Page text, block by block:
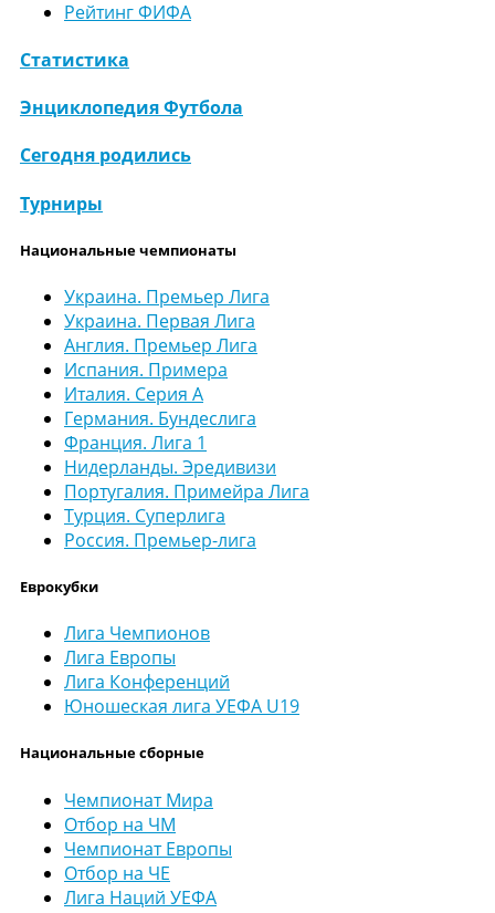
Рейтинг ФИФА
Статистика
Энциклопедия Футбола
Сегодня родились
Турниры
Национальные чемпионаты
Украина. Премьер Лига
Украина. Первая Лига
Англия. Премьер Лига
Испания. Примера
Италия. Серия А
Германия. Бундеслига
Франция. Лига 1
Нидерланды. Эредивизи
Португалия. Примейра Лига
Турция. Суперлига
Россия. Премьер-лига
Еврокубки
Лига Чемпионов
Лига Европы
Лига Конференций
Юношеская лига УЕФА U19
Национальные сборные
Чемпионат Мира
Отбор на ЧМ
Чемпионат Европы
Отбор на ЧЕ
Лига Наций УЕФА